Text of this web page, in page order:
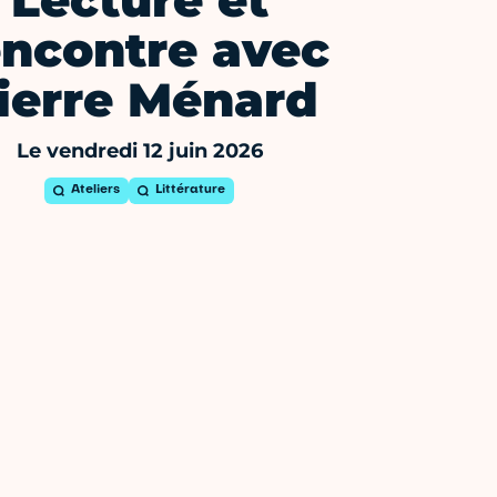
avec
Ménard
Le vendredi 12 juin 2026
Ateliers Littérature